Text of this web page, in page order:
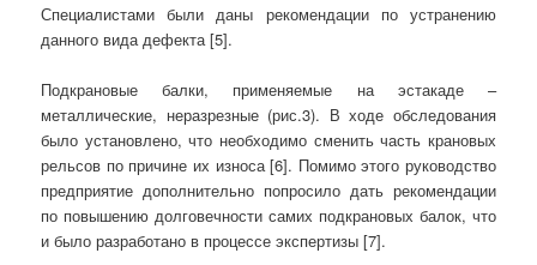
Специалистами были даны рекомендации по устранению
данного вида дефекта [5].
Подкрановые балки, применяемые на эстакаде –
металлические, неразрезные (рис.3). В ходе обследования
было установлено, что необходимо сменить часть крановых
рельсов по причине их износа [6]. Помимо этого руководство
предприятие дополнительно попросило дать рекомендации
по повышению долговечности самих подкрановых балок, что
и было разработано в процессе экспертизы [7].